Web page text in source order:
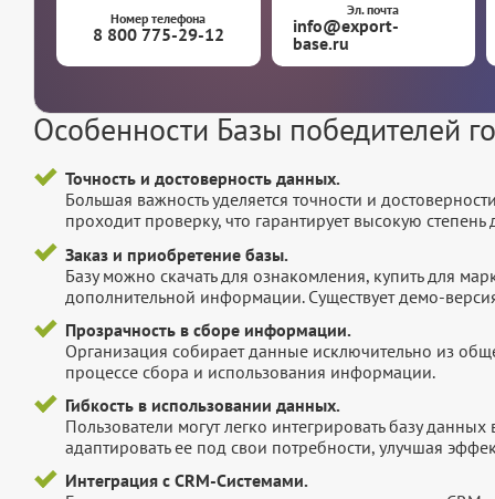
Номер телефона
8 800 775-29-12
Эл. почта
info@export-
base.ru
Особенности Базы победителей
Точность и достоверность данных.
Большая важность уделяется точности и
проходит проверку, что гарантирует высокую
Заказ и приобретение базы.
Базу можно скачать для ознакомления, купить для
дополнительной информации. Существует демо-
Прозрачность в сборе информации.
Организация собирает данные исключительно из
процессе сбора и использования информации.
Гибкость в использовании данных.
Пользователи могут легко интегрировать базу
адаптировать ее под свои потребности, улучшая
Интеграция с CRM-Системами.